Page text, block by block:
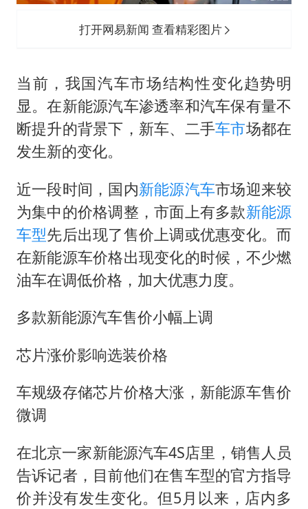
以军士兵把枪口对准中国记者
《龙餐馆》 冲奖
笔试第一被劝弃考涉事副校长被撤职
构建更高水平的全民健身公共服务体系
打开网易新闻 查看精彩图片
当前，我国汽车市场结构性变化趋势明
显。在新能源汽车渗透率和汽车保有量不
断提升的背景下，新车、二手车市场都在
发生新的变化。
近一段时间，国内新能源汽车市场迎来较
为集中的价格调整，市面上有多款新能源
车型先后出现了售价上调或优惠变化。而
在新能源车价格出现变化的时候，不少燃
油车在调低价格，加大优惠力度。
多款新能源汽车售价小幅上调
芯片涨价影响选装价格
车规级存储芯片价格大涨，新能源车售价
微调
在北京一家新能源汽车4S店里，销售人员
告诉记者，目前他们在售车型的官方指导
价并没有发生变化。但5月以来，店内多